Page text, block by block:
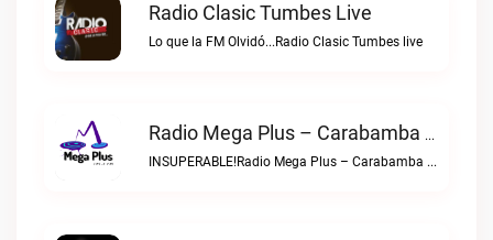
Radio Clasic Tumbes Live
Lo que la FM Olvidó...Radio Clasic Tumbes live
Radio Mega Plus – Carabamba Live
INSUPERABLE!Radio Mega Plus – Carabamba live